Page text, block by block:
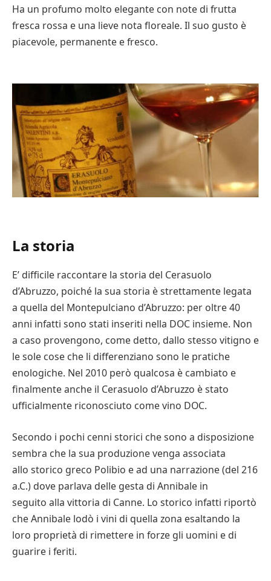
Ha un profumo molto elegante con note di frutta
fresca rossa e una lieve nota floreale. Il suo gusto è
piacevole, permanente e fresco.
La storia
E’ difficile raccontare la storia del Cerasuolo
d’Abruzzo, poiché la sua storia è strettamente legata
a quella del Montepulciano d’Abruzzo: per oltre 40
anni infatti sono stati inseriti nella DOC insieme. Non
a caso provengono, come detto, dallo stesso vitigno e
le sole cose che li differenziano sono le pratiche
enologiche. Nel 2010 però qualcosa è cambiato e
finalmente anche il Cerasuolo d’Abruzzo è stato
ufficialmente riconosciuto come vino DOC.
Secondo i pochi cenni storici che sono a disposizione
sembra che la sua produzione venga associata
allo storico greco Polibio e ad una narrazione (del 216
a.C.) dove parlava delle gesta di Annibale in
seguito alla vittoria di Canne. Lo storico infatti riportò
che Annibale lodò i vini di quella zona esaltando la
loro proprietà di rimettere in forze gli uomini e di
guarire i feriti.